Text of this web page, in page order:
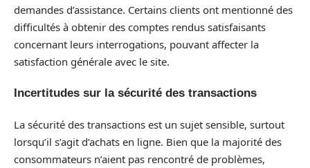
demandes d’assistance. Certains clients ont mentionné des
difficultés à obtenir des comptes rendus satisfaisants
concernant leurs interrogations, pouvant affecter la
satisfaction générale avec le site.
Incertitudes sur la sécurité des transactions
La sécurité des transactions est un sujet sensible, surtout
lorsqu’il s’agit d’achats en ligne. Bien que la majorité des
consommateurs n’aient pas rencontré de problèmes,